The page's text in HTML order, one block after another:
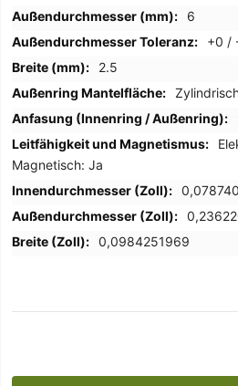
6
+0 /
2.5
Magnetisch: Ja
0,0984251969